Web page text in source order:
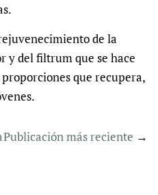
de la
y del filtrum que se hace
que recupera,
Publicación más reciente →